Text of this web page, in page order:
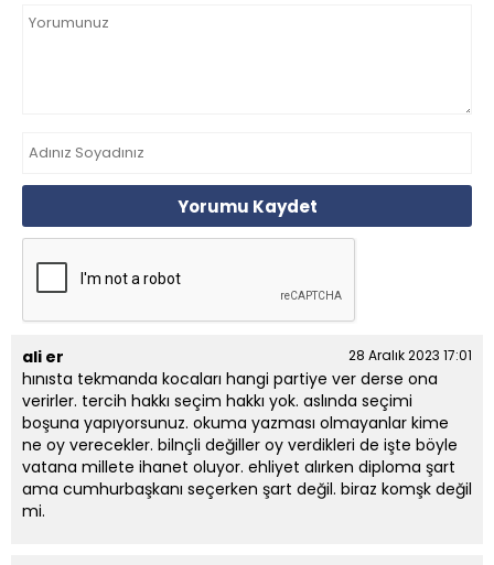
Yorumu Kaydet
ali er 28 Aralık 2023 17:01
hınısta tekmanda kocaları hangi partiye ver derse ona
verirler. tercih hakkı seçim hakkı yok. aslında seçimi
boşuna yapıyorsunuz. okuma yazması olmayanlar kime
ne oy verecekler. bilnçli değiller oy verdikleri de işte böyle
vatana millete ihanet oluyor. ehliyet alırken diploma şart
ama cumhurbaşkanı seçerken şart değil. biraz komşk değil
mi.